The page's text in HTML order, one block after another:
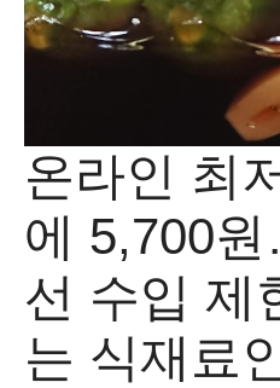
온라인 최
에 5,700
선 수입 제
는 식재료